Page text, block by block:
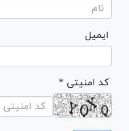
ایمیل
* کد امنیتی